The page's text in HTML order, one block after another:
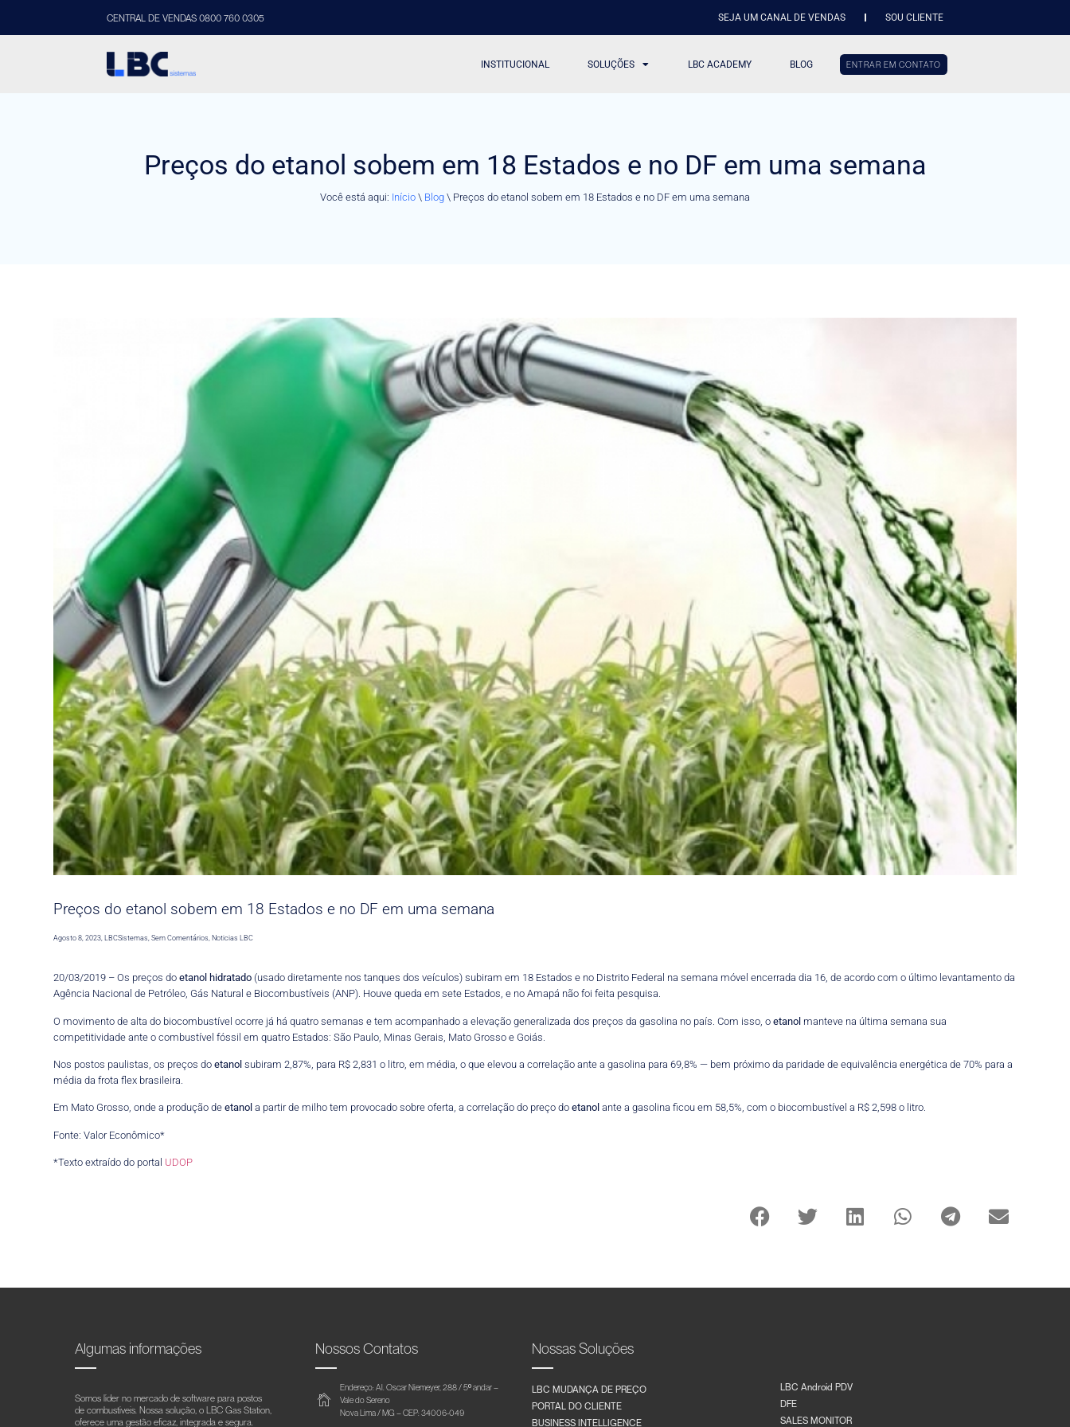
CENTRAL DE VENDAS 0800 760 0305 SEJA UM CANAL DE VENDAS SOU CLIENTE
INSTITUCIONAL SOLUÇÕES LBC ACADEMY BLOG ENTRAR EM CONTATO
Preços do etanol sobem em 18 Estados e no DF em uma semana
Você está aqui: Início \ Blog \ Preços do etanol sobem em 18 Estados e no DF em uma semana
Preços do etanol sobem em 18 Estados e no DF em uma semana
Agosto 8, 2023 ,LBCSistemas Sem Comentários Noticias LBC
20/03/2019 – Os preços doetanol hidratado (usado diretamente nos tanques dos veículos) subiram em 18 Estados e no Distrito Federal na semana móvel encerrada dia 16, de acordo com o último levantamento da
Agência Nacional de Petróleo, Gás Natural e Biocombustíveis (ANP). Houve queda em sete Estados, e no Amapá não foi feita pesquisa.
O movimento de alta do biocombustível ocorre já há quatro semanas e tem acompanhado a elevação generalizada dos preços da gasolina no país. Com isso, oetanol manteve na última semana sua
competitividade ante o combustível fóssil em quatro Estados: São Paulo, Minas Gerais, Mato Grosso e Goiás.
Nos postos paulistas, os preços doetanol subiram 2,87%, para R$ 2,831 o litro, em média, o que elevou a correlação ante a gasolina para 69,8% — bem próximo da paridade de equivalência energética de 70% para a
média da frota flex brasileira.
Em Mato Grosso, onde a produção deetanol a partir de milho tem provocado sobre oferta, a correlação do preço doetanol ante a gasolina ficou em 58,5%, com o biocombustível a R$ 2,598 o litro.
Fonte: Valor Econômico*
*Texto extraído do portal UDOP
Algumas informações
Somos líder no mercado de software para postos
de combustíveis. Nossa solução, o LBC Gas Station,
oferece uma gestão eficaz, integrada e segura.
Nossos Contatos
Endereço: Al. Oscar Niemeyer, 288 / 5º andar –
Vale do Sereno
Nova Lima / MG – CEP: 34006-049
Nossas Soluções
LBC MUDANÇA DE PREÇO
PORTAL DO CLIENTE
BUSINESS INTELLIGENCE
LBC Android PDV
DFE
SALES MONITOR